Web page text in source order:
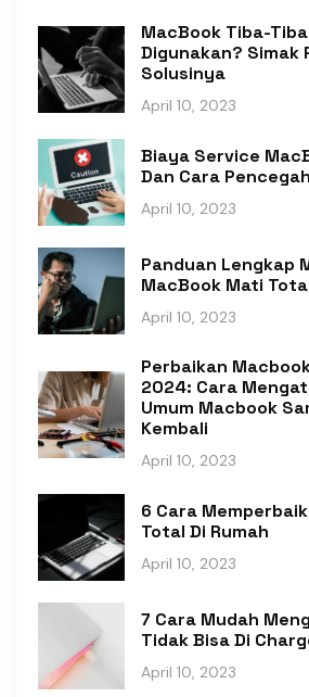
MacBook Tiba-
Digunakan? Simak
Solusinya
April 10, 2023
Biaya Service
Dan Cara
April 10, 2023
Panduan Lengkap
MacBook Mati
April 10, 2023
Perbaikan
2024: Cara
Umum Macbook
Kembali
April 10, 2023
6 Cara
Total Di Rumah
April 10, 2023
7 Cara Mudah
Tidak Bisa Di
April 10, 2023